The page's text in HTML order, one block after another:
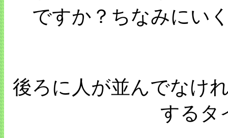
ですか？ちなみにい
後ろに人が並んでなけ
するタ